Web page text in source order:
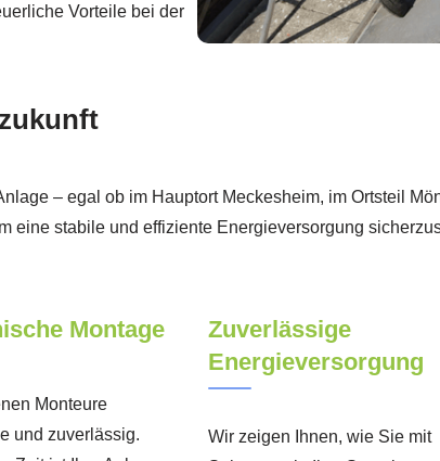
Vorteile bei der
– egal ob im Hauptort Meckesheim, im Ortsteil
eine stabile und effiziente Energieversorgung
Montage
Monteure
und zuverlässig.
Zuverlässige
Energieversorgung
Wir zeigen Ihnen, wie Sie mit